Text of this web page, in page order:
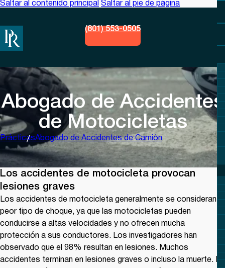
Saltar al contenido principal Saltar al pie de página
(801) 553-0505
Abogado de Accidentes
de Motocicletas
PrácticasAbogado de Accidentes de Camión
Los accidentes de motocicleta provocan
lesiones graves
Los accidentes de motocicleta generalmente se consideran el
peor tipo de choque, ya que las motocicletas pueden
conducirse a altas velocidades y no ofrecen mucha
protección a sus conductores. Los investigadores han
observado que el 98% resultan en lesiones. Muchos
accidentes terminan en lesiones graves o incluso la muerte. La